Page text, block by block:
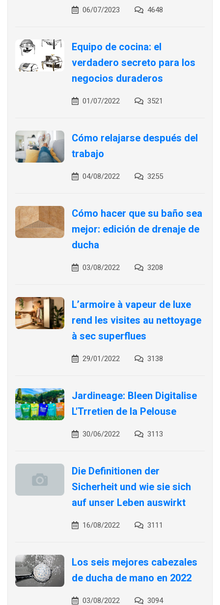
06/07/2023 4648
Equipo de cocina: el
verdadero secreto para los
negocios duraderos
01/07/2022 3521
Cómo relajarse después del
trabajo
04/08/2022 3255
Cómo hacer que su baño sea
mejor: edición de drenaje de
ducha
03/08/2022 3208
L’armoire à vapeur de luxe
rend les visites au nettoyage
à sec superflues
29/01/2022 3138
Jardineage: Bleen Digitalise
L'Trretien de la Pelouse
30/06/2022 3113
Die Definitionen der
Sicherheit und wie sie sich
auf unser Leben auswirkt
16/08/2022 3111
Los seis mejores cabezales
de ducha de mano en 2022
03/08/2022 3094